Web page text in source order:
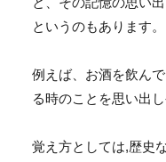
というのもあります。
例えば、お酒を飲ん
る時のことを思い出
覚え方としては,歴史